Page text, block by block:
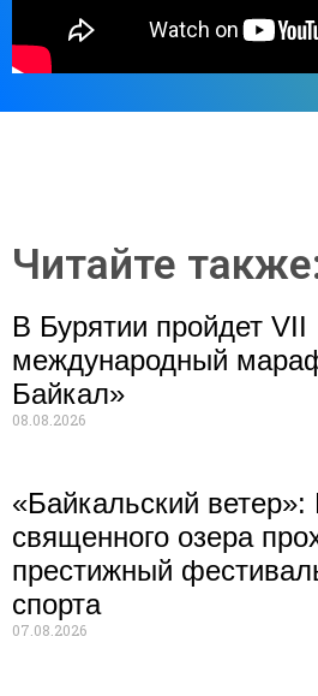
Читайте
В Бурятии пройдет VII
международный
Байкал»
08.08.2026
«Байкальский
священного озера
престижный
спорта
07.08.2026